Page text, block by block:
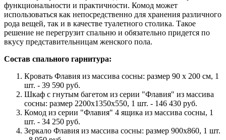
функциональности и практичности. Комод может
использоваться как непосредственно для хранения различного
рода вещей, так и в качестве туалетного столика. Такое
решение не перегрузит спальню и обязательно придется по
вкусу представительницам женского пола.
Состав спального гарнитура:
Кровать Флавия из массива сосны: размер 90 x 200 см, 1
шт. - 39 590 руб.
Шкаф с гнутым багетом из серии "Флавия" из массива
сосны: размер 2200х1350х550, 1 шт. - 146 430 руб.
Комод из серии "Флавия" 4 ящика из массива сосны, 1
шт. - 34 250 руб.
Зеркало Флавия из массива сосны: размер 900x860, 1 шт.